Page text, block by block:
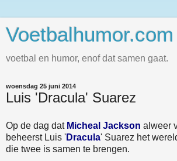
Voetbalhumor.com
voetbal en humor, enof dat samen gaat.
woensdag 25 juni 2014
Luis 'Dracula' Suarez
Op de dag dat Micheal Jackson alweer
beheerst Luis 'Dracula' Suarez het
die twee is samen te brengen.